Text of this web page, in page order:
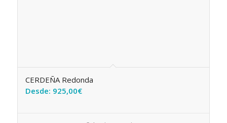
CERDEÑA Redonda
Desde: 925,00€